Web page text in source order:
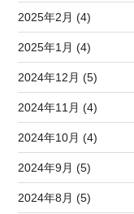
2025年2月 (4)
2025年1月 (4)
2024年12月 (5)
2024年11月 (4)
2024年10月 (4)
2024年9月 (5)
2024年8月 (5)